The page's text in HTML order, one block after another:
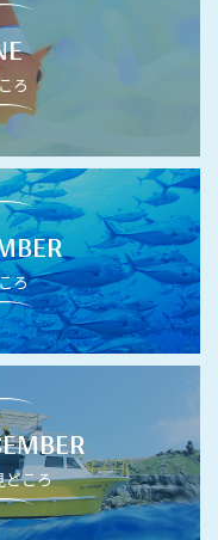
ろ
ろ
どころ